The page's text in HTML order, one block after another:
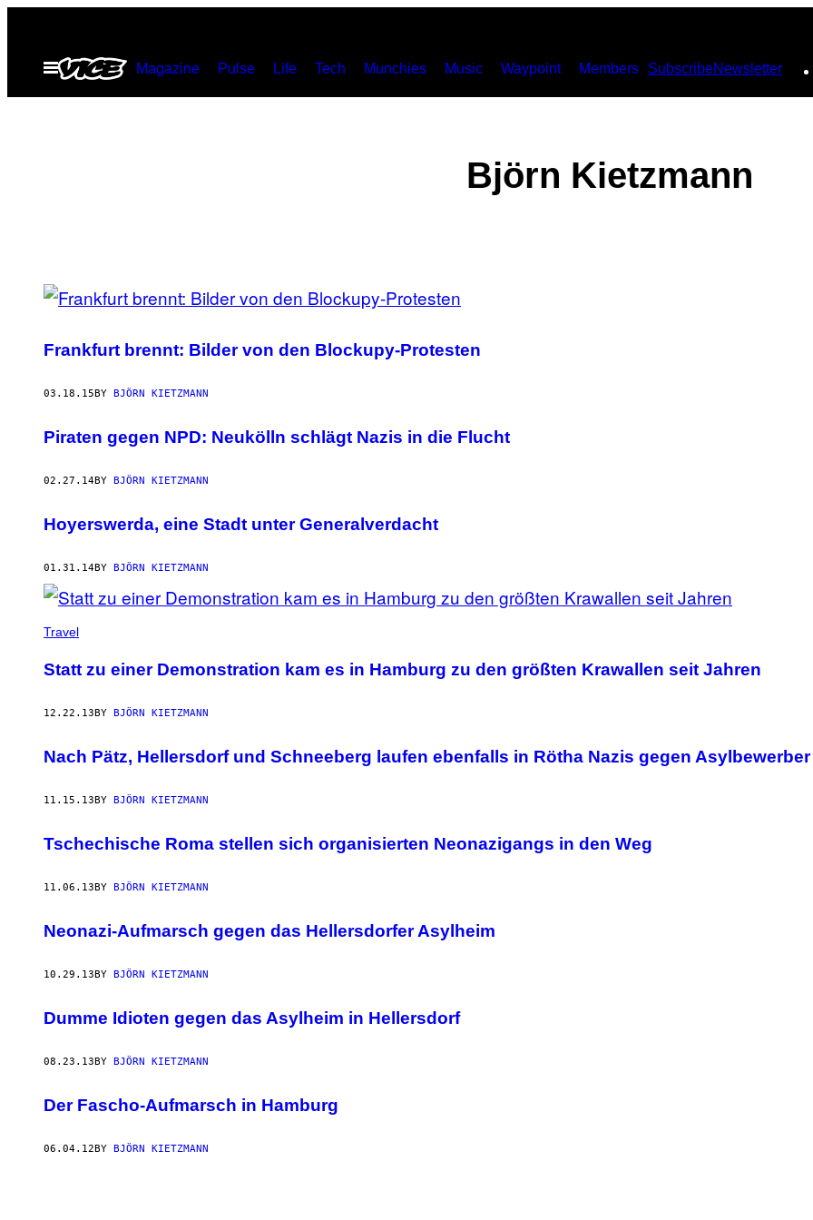
contentOpen
Menu
Magazine Pulse Life Tech Munchies Music Waypoint Members SubscribeNewsletter
Björn Kietzmann
POSTS
THIS
AUTHOR
Frankfurt brennt: Bilder von den Blockupy-Protesten
03.18.15 BY BJÖRN KIETZMANN
Piraten gegen NPD: Neukölln schlägt Nazis in die Flucht
02.27.14BY BJÖRN KIETZMANN
Hoyerswerda, eine Stadt unter Generalverdacht
01.31.14BY BJÖRN KIETZMANN
Travel
Statt zu einer Demonstration kam es in Hamburg zu den größten Krawallen seit Jahren
12.22.13 BY BJÖRN KIETZMANN
Nach Pätz, Hellersdorf und Schneeberg laufen ebenfalls in Rötha Nazis gegen
11.15.13 BY BJÖRN KIETZMANN
Tschechische Roma stellen sich organisierten Neonazigangs in den Weg
11.06.13 BY BJÖRN KIETZMANN
Neonazi-Aufmarsch gegen das Hellersdorfer Asylheim
10.29.13 BY BJÖRN KIETZMANN
Dumme Idioten gegen das Asylheim in Hellersdorf
08.23.13 BY BJÖRN KIETZMANN
Der Fascho-Aufmarsch in Hamburg
06.04.12 BY BJÖRN KIETZMANN